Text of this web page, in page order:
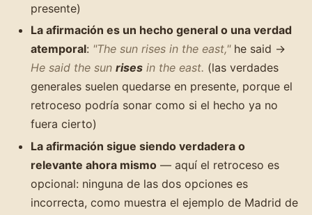
presente)
La afirmación es un hecho general o una verdad
atemporal: "The sun rises in the east,"he said →
He said the sun rises in the east. (las verdades
generales suelen quedarse en presente, porque el
retroceso podría sonar como si el hecho ya no
fuera cierto)
La afirmación sigue siendo verdadera o
relevante ahora mismo — aquí el retroceso es
opcional: ninguna de las dos opciones es
incorrecta, como muestra el ejemplo de Madrid de